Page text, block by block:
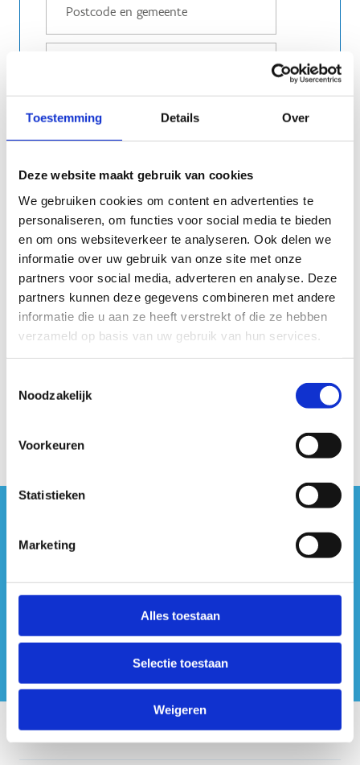
Toestemming Details Over
Deze website maakt gebruik van cookies
We gebruiken cookies om content en advertenties te
personaliseren, om functies voor social media te bieden
en om ons websiteverkeer te analyseren. Ook delen we
informatie over uw gebruik van onze site met onze
partners voor social media, adverteren en analyse. Deze
partners kunnen deze gegevens combineren met andere
informatie die u aan ze heeft verstrekt of die ze hebben
verzameld op basis van uw gebruik van hun services.
Noodzakelijk
Voorkeuren
Statistieken
Marketing
Alles toestaan
Selectie toestaan
Weigeren
.##.##.###-##
#sportersbelevenmeer